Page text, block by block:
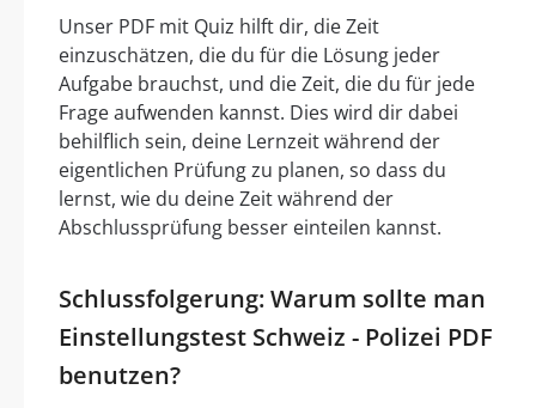
Unser PDF mit Quiz hilft dir, die Zeit
einzuschätzen, die du für die Lösung jeder
Aufgabe brauchst, und die Zeit, die du für jede
Frage aufwenden kannst. Dies wird dir dabei
behilflich sein, deine Lernzeit während der
eigentlichen Prüfung zu planen, so dass du
lernst, wie du deine Zeit während der
Abschlussprüfung besser einteilen kannst.
Schlussfolgerung: Warum sollte man
Einstellungstest Schweiz - Polizei PDF
benutzen?